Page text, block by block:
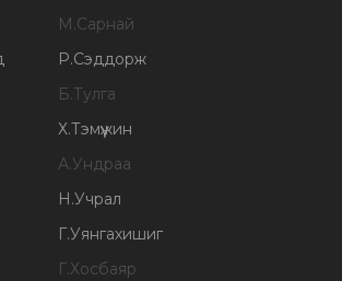
М.Сарнай
Р.Сэддорж
Б.Тулга
Х.Тэмүүжин
А.Ундраа
Н.Учрал
Г.Уянгахишиг
Г.Хосбаяр